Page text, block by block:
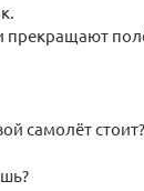
самолёт стоит?